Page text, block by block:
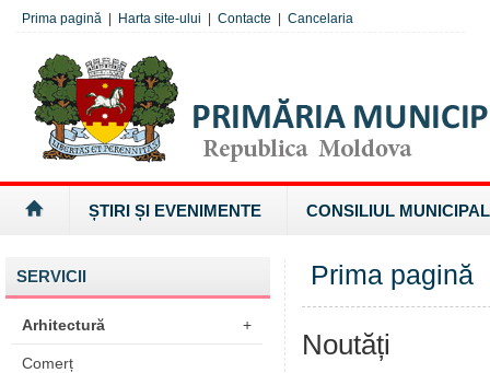
Prima pagină Harta site-ului Contacte Cancelaria
ȘTIRI ȘI EVENIMENTE CONSILIUL MUNICIPAL
SERVICII
Arhitectură +
Comerț
Prima pagină
Noutăți